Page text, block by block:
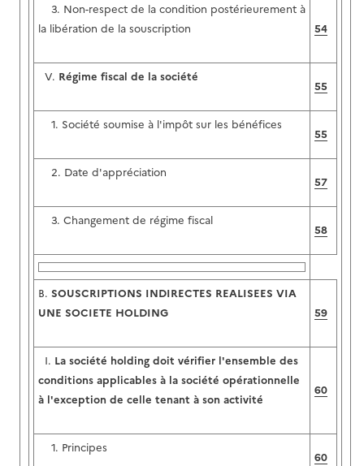
3. Non-respect de la condition postérieurement à
la libération de la souscription
54
V. Régime fiscal de la société
55
1. Société soumise à l'impôt sur les bénéfices
55
2. Date d'appréciation
57
3. Changement de régime fiscal
58
B. SOUSCRIPTIONS INDIRECTES REALISEES VIA
UNE SOCIETE HOLDING
59
I. La société holding doit vérifier l'ensemble des
conditions applicables à la société opérationnelle
à l'exception de celle tenant à son activité
60
1. Principes
60